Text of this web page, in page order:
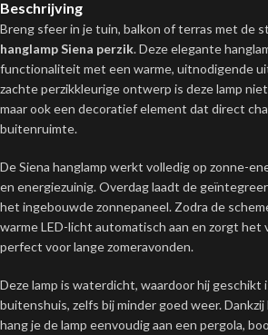
Beschrijving
Breng sfeer in je tuin, balkon of terras met de
hanglamp Siena perzik. Deze elegante
functionaliteit met een warme, uitnodigende
zachte perzikkleurige ontwerp is deze lamp
maar ook een decoratief element dat direct
buitenruimte.
De Siena hanglamp werkt volledig op zonne-
en energiezuinig. Overdag laadt de
het ingebouwde zonnepaneel. Zodra de
warme LED-licht automatisch aan en zorgt het
perfect voor lange zomeravonden.
Deze lamp is waterdicht, waardoor hij geschikt
buitenshuis, zelfs bij minder goed weer.
hang je de lamp eenvoudig aan een pergola,